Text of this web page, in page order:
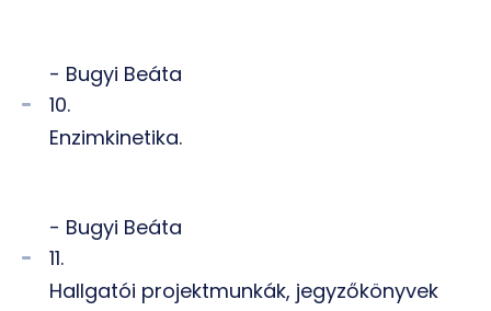
- Bugyi Beáta
10.
Enzimkinetika.
- Bugyi Beáta
11.
Hallgatói projektmunkák, jegyzőkönyvek